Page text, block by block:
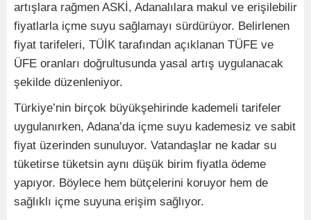
artışlara rağmen ASKİ, Adanalılara makul ve erişilebilir
fiyatlarla içme suyu sağlamayı sürdürüyor. Belirlenen
fiyat tarifeleri, TÜİK tarafından açıklanan TÜFE ve
ÜFE oranları doğrultusunda yasal artış uygulanacak
şekilde düzenleniyor.
Türkiye’nin birçok büyükşehirinde kademeli tarifeler
uygulanırken, Adana’da içme suyu kademesiz ve sabit
fiyat üzerinden sunuluyor. Vatandaşlar ne kadar su
tüketirse tüketsin aynı düşük birim fiyatla ödeme
yapıyor. Böylece hem bütçelerini koruyor hem de
sağlıklı içme suyuna erişim sağlıyor.